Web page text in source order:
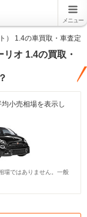
メニュー
） 1.4の車買取・車査定
オ 1.4の買取・
小売相場を表示し
場ではありません。一般